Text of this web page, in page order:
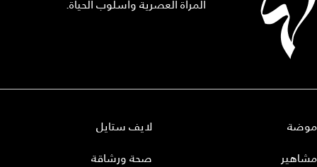
المرأة العصرية وأسلوب الحياة.
موضة
مشاهير
لايف ستايل
صحة ورشاقة